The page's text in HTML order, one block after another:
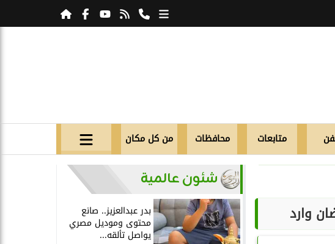
متابعات محافظات من كل مكان
وارد
شئون عالمية
بدر عبدالعزيز.. صانع
محتوى وموديل مصري
يواصل تألقه...